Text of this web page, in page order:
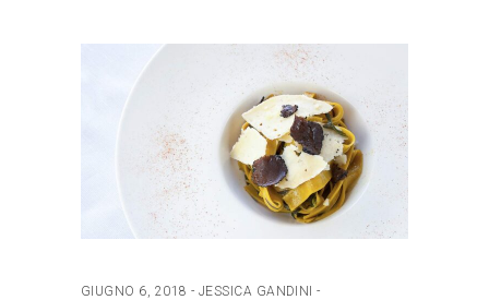
GIUGNO 6, 2018
JESSICA GANDINI